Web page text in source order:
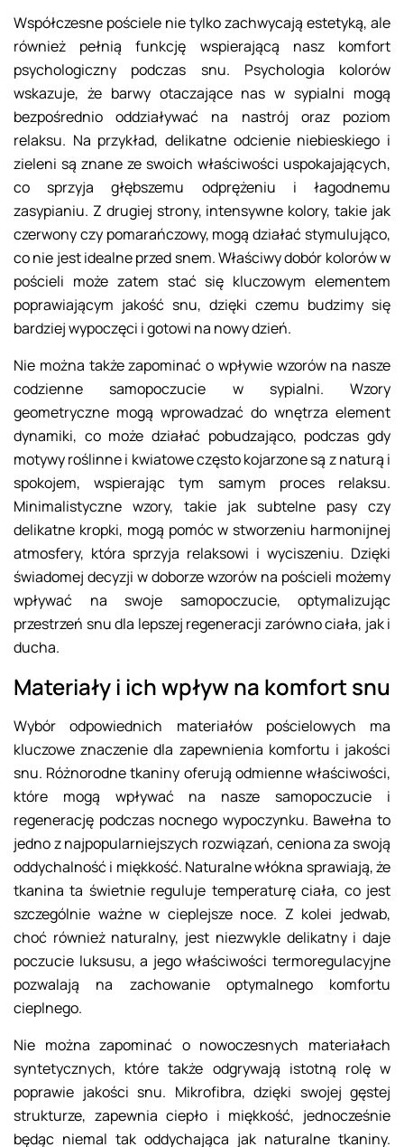
Współczesne pościele nie tylko zachwycają estetyką, ale
również pełnią funkcję wspierającą nasz komfort
psychologiczny podczas snu. Psychologia kolorów
wskazuje, że barwy otaczające nas w sypialni mogą
bezpośrednio oddziaływać na nastrój oraz poziom
relaksu. Na przykład, delikatne odcienie niebieskiego i
zieleni są znane ze swoich właściwości uspokajających,
co sprzyja głębszemu odprężeniu i łagodnemu
zasypianiu. Z drugiej strony, intensywne kolory, takie jak
czerwony czy pomarańczowy, mogą działać stymulująco,
co nie jest idealne przed snem. Właściwy dobór kolorów w
pościeli może zatem stać się kluczowym elementem
poprawiającym jakość snu, dzięki czemu budzimy się
bardziej wypoczęci i gotowi na nowy dzień.
Nie można także zapominać o wpływie wzorów na nasze
codzienne samopoczucie w sypialni. Wzory
geometryczne mogą wprowadzać do wnętrza element
dynamiki, co może działać pobudzająco, podczas gdy
motywy roślinne i kwiatowe często kojarzone są z naturą i
spokojem, wspierając tym samym proces relaksu.
Minimalistyczne wzory, takie jak subtelne pasy czy
delikatne kropki, mogą pomóc w stworzeniu harmonijnej
atmosfery, która sprzyja relaksowi i wyciszeniu. Dzięki
świadomej decyzji w doborze wzorów na pościeli możemy
wpływać na swoje samopoczucie, optymalizując
przestrzeń snu dla lepszej regeneracji zarówno ciała, jak i
ducha.
Materiały i ich wpływ na komfort snu
Wybór odpowiednich materiałów pościelowych ma
kluczowe znaczenie dla zapewnienia komfortu i jakości
snu. Różnorodne tkaniny oferują odmienne właściwości,
które mogą wpływać na nasze samopoczucie i
regenerację podczas nocnego wypoczynku. Bawełna to
jedno z najpopularniejszych rozwiązań, ceniona za swoją
oddychalność i miękkość. Naturalne włókna sprawiają, że
tkanina ta świetnie reguluje temperaturę ciała, co jest
szczególnie ważne w cieplejsze noce. Z kolei jedwab,
choć również naturalny, jest niezwykle delikatny i daje
poczucie luksusu, a jego właściwości termoregulacyjne
pozwalają na zachowanie optymalnego komfortu
cieplnego.
Nie można zapominać o nowoczesnych materiałach
syntetycznych, które także odgrywają istotną rolę w
poprawie jakości snu. Mikrofibra, dzięki swojej gęstej
strukturze, zapewnia ciepło i miękkość, jednocześnie
będąc niemal tak oddychająca jak naturalne tkaniny.